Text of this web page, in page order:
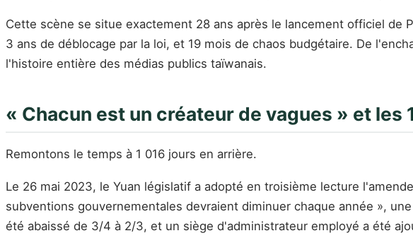
Cette scène se situe exactement 28 ans après le lancement officiel de
3 ans de déblocage par la loi, et 19 mois de chaos budgétaire. De
l'histoire entière des médias publics taïwanais.
« Chacun est un créateur de vagues » et les
Remontons le temps à 1 016 jours en arrière.
Le 26 mai 2023, le Yuan législatif a adopté en troisième lecture
subventions gouvernementales devraient diminuer chaque année »,
été abaissé de 3/4 à 2/3, et un siège d'administrateur employé a été